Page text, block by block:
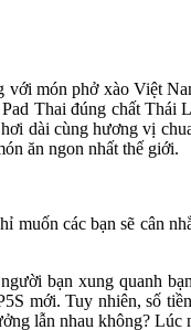
món phở xào Việt
Thai đúng chất Thái
dài cùng hương vị
ăn ngon nhất thế giới.
muốn các bạn sẽ cân
bạn xung quanh
mới. Tuy nhiên, số
lẫn nhau không? Lúc